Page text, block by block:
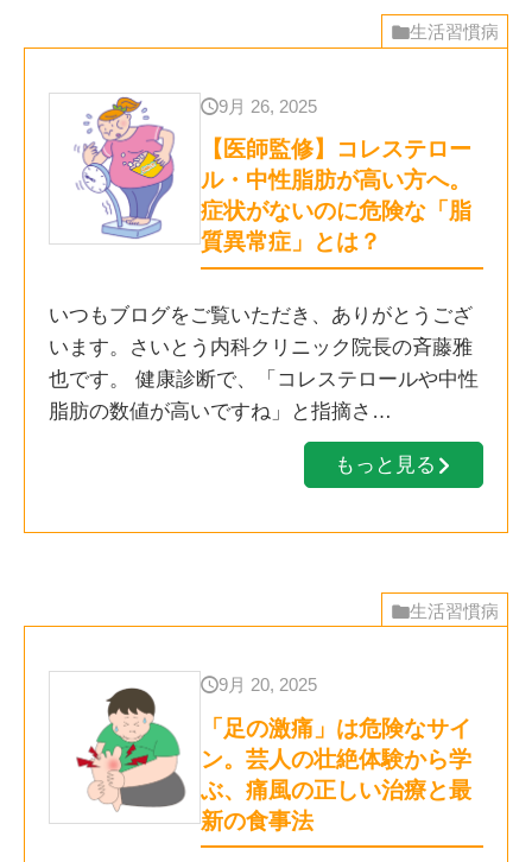
生活習慣病
9月 26, 2025
【医師監修】コレステロー
ル・中性脂肪が高い方へ。
症状がないのに危険な「脂
質異常症」とは？
いつもブログをご覧いただき、ありがとうござ
います。さいとう内科クリニック院長の斉藤雅
也です。 健康診断で、「コレステロールや中性
脂肪の数値が高いですね」と指摘さ…
もっと見る
生活習慣病
9月 20, 2025
「足の激痛」は危険なサイ
ン。芸人の壮絶体験から学
ぶ、痛風の正しい治療と最
新の食事法